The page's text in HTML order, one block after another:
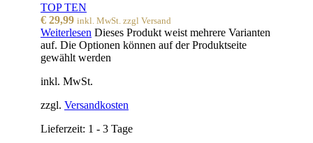
TOP TEN
€ 29,99 inkl. MwSt. zzgl Versand
Weiterlesen Dieses Produkt weist mehrere Varianten
auf. Die Optionen können auf der Produktseite
gewählt werden
inkl. MwSt.
zzgl. Versandkosten
Lieferzeit: 1 - 3 Tage